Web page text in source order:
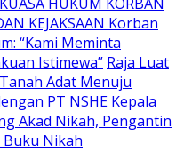
KEJAKSAAN Korban
“Kami Meminta
Istimewa” Raja Luat
Adat Menuju
PT NSHE Kepala
Akad Nikah, Pengantin
Buku Nikah